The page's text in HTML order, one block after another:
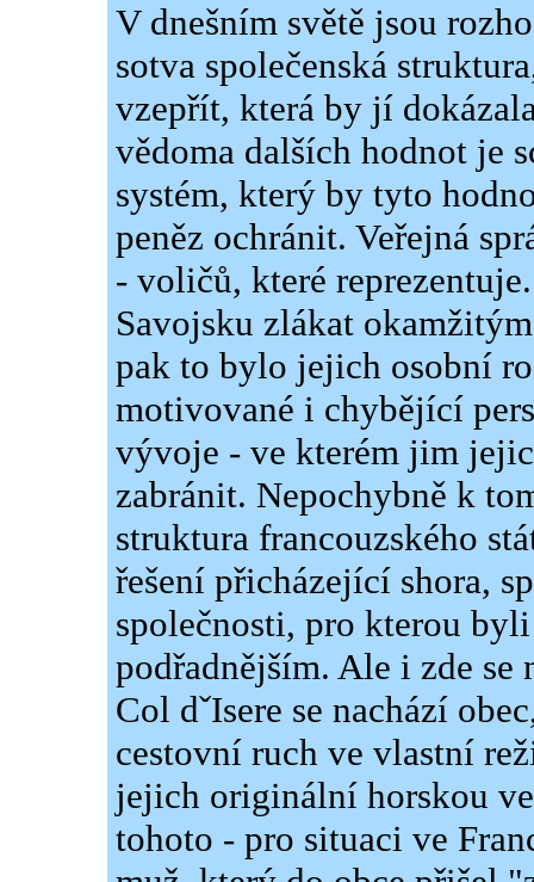
V dnešním světě jsou
sotva společenská
vzepřít, která by jí
vědoma dalších hodnot je
systém, který by tyto
peněz ochránit. Veřejná
- voličů, které
Savojsku zlákat
pak to bylo jejich osobní
motivované i chybějící
vývoje - ve kterém jim
zabránit. Nepochybně k
struktura francouzského
řešení přicházející shora,
společnosti, pro kterou
podřadnějším. Ale i zde
Col dˇIsere se nachází
cestovní ruch ve vlastní
jejich originální horskou
tohoto - pro situaci ve